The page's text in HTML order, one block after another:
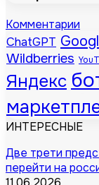
Комментарии
ChatGPT
Wildberries
Яндекс
ИНТЕРЕСНЫЕ
Две трети
перейти на